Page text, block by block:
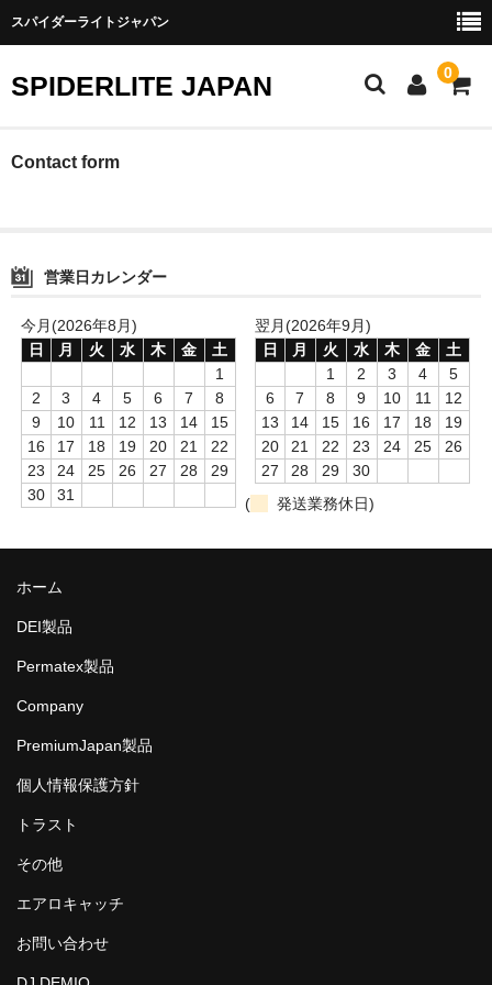
スパイダーライトジャパン
SPIDERLITE JAPAN 0
ホーム
FD3S
その他雨宮商品
DEI製品
トラスト
吸排気系
エアロキャッチ
LINK JAPAN
FUNK MOTORSPORT
Sitemap
Contact form
営業日カレンダー
今月(2026年8月)
日
月 火 水 木 金
土
1
2
3 4 5 6 7
8
9
10 11 12 13 14
15
16
17 18 19 20 21
22
23
24 25 26 27 28
29
30
31
翌月(2026年9月)
日
月 火 水 木 金
土
1
2 3 4
5
6
7 8 9 10 11
12
13
14 15 16 17 18
19
20
21 22 23 24 25
26
27
28 29
30
(
発送業務休日)
ホーム
DEI製品
Permatex製品
Company
PremiumJapan製品
個人情報保護方針
トラスト
その他
エアロキャッチ
お問い合わせ